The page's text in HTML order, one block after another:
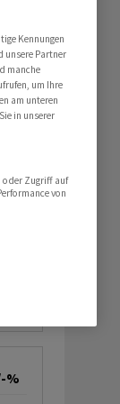
%
Kennungen
unsere Partner
manche
um Ihre
am unteren
in unserer
oder Zugriff auf
von